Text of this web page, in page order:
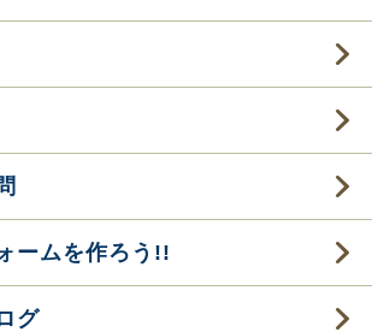
ームを作ろう!!
グ